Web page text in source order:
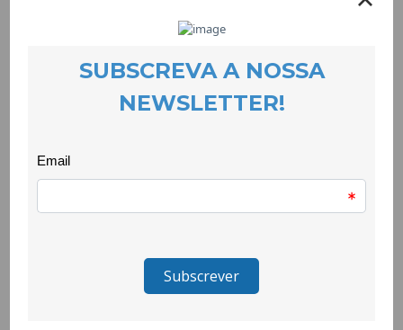
Período de execução:
CooLabora, Together (Bulgária) KPMS (República Checa)
coordenadora do projecto.
Financiamento: